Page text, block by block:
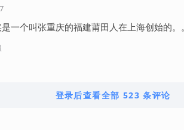
一个叫张重庆的福建莆田人在上海创始的。
登录后查看全部 523 条评论